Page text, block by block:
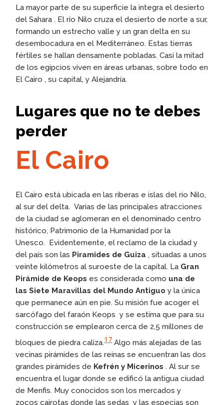
La mayor parte de su superficie la integra el desierto
del Sahara . El río Nilo cruza el desierto de norte a sur,
formando un estrecho valle y un gran delta en su
desembocadura en el Mediterráneo. Estas tierras
fértiles se hallan densamente pobladas. Casi la mitad
de los egipcios viven en áreas urbanas, sobre todo en
El Cairo , su capital, y Alejandría.
Lugares que no te debes
perder
El Cairo
El Cairo está ubicada en las riberas e islas del río Nilo,
al sur del delta. Varias de las principales atracciones
de la ciudad se aglomeran en el denominado centro
histórico, Patrimonio de la Humanidad por la
Unesco. Evidentemente, el reclamo de la ciudad y
del país son las Piramides de Guiza , situadas a unos
veinte kilómetros al suroeste de la capital. La Gran
Pirámide de Keops es considerada como una de
las Siete Maravillas del Mundo Antiguoy la única
que permanece aún en pie. Su misión fue acoger el
sarcófago del faraón Keops y se estima que para su
construcción se emplearon cerca de 2,5 millones de
bloques de piedra caliza.17​ Algo más alejadas de las
vecinas pirámides de las reinas se encuentran las dos
grandes pirámides de Kefrén y Micerinos . Al sur se
encuentra el lugar donde se edificó la antigua ciudad
de Menfis. Muy conocidos son los mercados y
zocos cairotas donde las sedas y las especias son